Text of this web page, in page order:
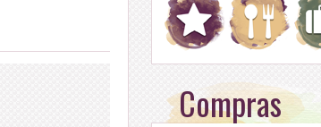
Compras